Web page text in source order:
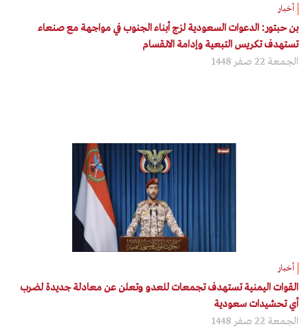
أخبار
بن حبتور: الدعوات السعودية لزج أبناء الجنوب في مواجهة مع صنعاء
تستهدف تكريس التبعية وإدامة الانقسام
الجمعة 22 صفر 1448
أخبار
القوات اليمنية تستهدف تجمعات للعدو وتعلن عن معادلة جديدة لضرب
أي تحشيدات سعودية
الجمعة 22 صفر 1448